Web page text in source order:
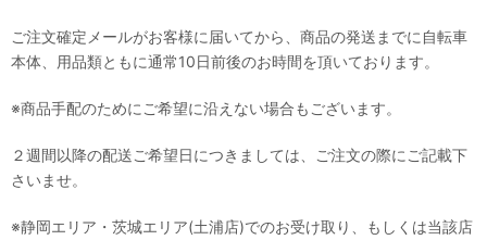
ご注文確定メールがお客様に届いてから、商品の発送までに自転車
本体、用品類ともに通常10日前後のお時間を頂いております。
※商品手配のためにご希望に沿えない場合もございます。
２週間以降の配送ご希望日につきましては、ご注文の際にご記載下
さいませ。
※静岡エリア・茨城エリア(土浦店)でのお受け取り、もしくは当該店